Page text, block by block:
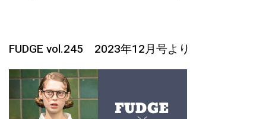
FUDGE vol.245 2023年12月号より